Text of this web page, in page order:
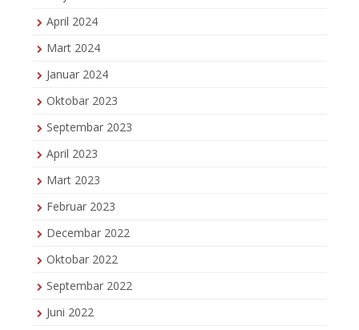
April 2024
Mart 2024
Januar 2024
Oktobar 2023
Septembar 2023
April 2023
Mart 2023
Februar 2023
Decembar 2022
Oktobar 2022
Septembar 2022
Juni 2022